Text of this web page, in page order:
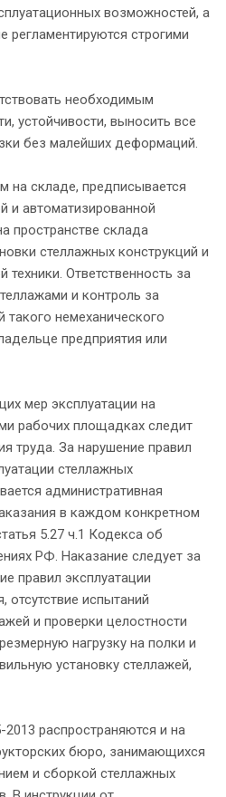
возможностей, а
регламентируются строгими
необходимым
устойчивости, выносить все
без малейших деформаций.
складе, предписывается
и автоматизированной
пространстве склада
стеллажных конструкций и
Ответственность за
и контроль за
такого немеханического
предприятия или
мер эксплуатации на
рабочих площадках следит
труда. За нарушение правил
стеллажных
административная
в каждом конкретном
5.27 ч.1 Кодекса об
РФ. Наказание следует за
правил эксплуатации
отсутствие испытаний
и проверки целостности
нагрузку на полки и
установку стеллажей,
распространяются и на
бюро, занимающихся
и сборкой стеллажных